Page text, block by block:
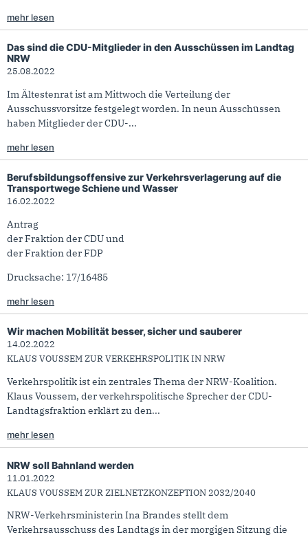
mehr lesen
Das sind die CDU-Mitglieder in den Ausschüssen im Landtag
NRW
25.08.2022
Im Ältestenrat ist am Mittwoch die Verteilung der
Ausschussvorsitze festgelegt worden. In neun Ausschüssen
haben Mitglieder der CDU-...
mehr lesen
Berufsbildungsoffensive zur Verkehrsverlagerung auf die
Transportwege Schiene und Wasser
16.02.2022
Antrag
der Fraktion der CDU und
der Fraktion der FDP
Drucksache: 17/16485
mehr lesen
Wir machen Mobilität besser, sicher und sauberer
14.02.2022
KLAUS VOUSSEM ZUR VERKEHRSPOLITIK IN NRW
Verkehrspolitik ist ein zentrales Thema der NRW-Koalition.
Klaus Voussem, der verkehrspolitische Sprecher der CDU-
Landtagsfraktion erklärt zu den...
mehr lesen
NRW soll Bahnland werden
11.01.2022
KLAUS VOUSSEM ZUR ZIELNETZKONZEPTION 2032/2040
NRW-Verkehrsministerin Ina Brandes stellt dem
Verkehrsausschuss des Landtags in der morgigen Sitzung die